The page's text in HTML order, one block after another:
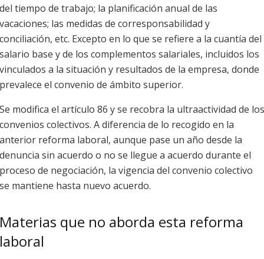
del tiempo de trabajo; la planificación anual de las
vacaciones; las medidas de corresponsabilidad y
conciliación, etc. Excepto en lo que se refiere a la cuantía del
salario base y de los complementos salariales, incluidos los
vinculados a la situación y resultados de la empresa, donde
prevalece el convenio de ámbito superior.
Se modifica el artículo 86 y se recobra la ultraactividad de los
convenios colectivos. A diferencia de lo recogido en la
anterior reforma laboral, aunque pase un año desde la
denuncia sin acuerdo o no se llegue a acuerdo durante el
proceso de negociación, la vigencia del convenio colectivo
se mantiene hasta nuevo acuerdo.
Materias que no aborda esta reforma
laboral